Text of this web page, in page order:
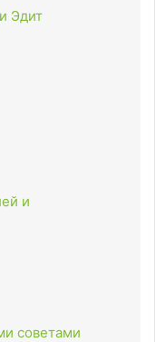
Эдит
и
советами